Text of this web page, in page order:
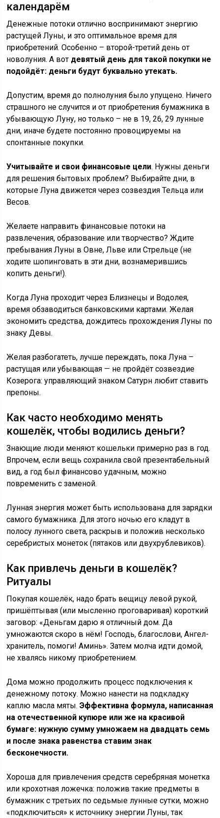
календарём
Денежные потоки отлично воспринимают энергию
растущей Луны, и это оптимальное время для
приобретений. Особенно – второй-третий день от
новолуния. А вот девятый день для такой покупки не
подойдёт: деньги будут буквально утекать.
Допустим, время до полнолуния было упущено. Ничего
страшного не случится и от приобретения бумажника в
убывающую Луну, но только – не в 19, 26, 29 лунные
дни, иначе будете постоянно провоцируемы на
спонтанные покупки.
Учитывайте и свои финансовые цели. Нужны деньги
для решения бытовых проблем? Выбирайте дни, в
которые Луна движется через созвездия Тельца или
Весов.
Желаете направить финансовые потоки на
развлечения, образование или творчество? Ждите
пребывания Луны в Овне, Льве или Стрельце (не
ходите шопинговать в эти дни, вознамерившись
копить деньги!).
Когда Луна проходит через Близнецы и Водолея,
время обзаводиться банковскими картами. Желая
экономить средства, дождитесь прохождения Луны по
знаку Девы.
Желая разбогатеть, лучше переждать, пока Луна –
растущая или убывающая — не пройдёт созвездие
Козерога: управляющий знаком Сатурн любит ставить
препоны.
Как часто необходимо менять
кошелёк, чтобы водились деньги?
Знающие люди меняют кошельки примерно раз в год.
Впрочем, если вещь сохранила свой презентабельный
вид, а год был финансово удачным, можно
повременить с заменой.
Лунная энергия может быть использована для зарядки
самого бумажника. Для этого ночью его кладут в
полосу лунного света, раскрыв и положив несколько
серебристых монеток (пятаков или двухрублевиков).
Как привлечь деньги в кошелёк?
Ритуалы
Покупая кошелёк, надо брать вещицу левой рукой,
пришёптывая (или мысленно проговаривая) короткий
заговор: «Деньгам дарю я отличный дом. Да
умножаются скоро в нём! Господь, благослови, Ангел-
хранитель, помоги! Аминь». Затем молча идти домой,
не хвалясь никому приобретением.
Дома можно продолжить процесс подключения к
денежному потоку. Можно нанести на подкладку
каплю масла мяты.Эффективна формула, написанная
на отечественной купюре или же на красивой
бумаге: нужную сумму умножаем на двадцать семь
и после знака равенства ставим знак
бесконечности.
Хороша для привлечения средств серебряная монетка
или крохотная ложечка: положив такие предметы в
бумажник с третьих по седьмые лунные сутки, можно
«подключиться» к источнику энергии Луны, так